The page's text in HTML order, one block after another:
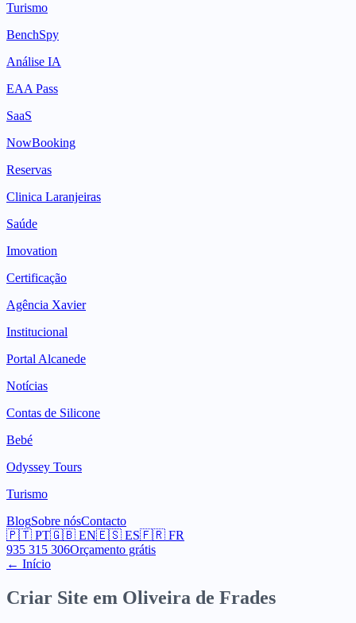
Turismo
BenchSpy
Análise IA
EAA Pass
SaaS
NowBooking
Reservas
Clinica Laranjeiras
Saúde
Imovation
Certificação
Agência Xavier
Institucional
Portal Alcanede
Notícias
Contas de Silicone
Bebé
Odyssey Tours
Turismo
BlogSobre nósContacto
🇵🇹 PT🇬🇧 EN🇪🇸 ES🇫🇷 FR
935 315 306Orçamento grátis
← Início
Criar Site em Oliveira de Frades